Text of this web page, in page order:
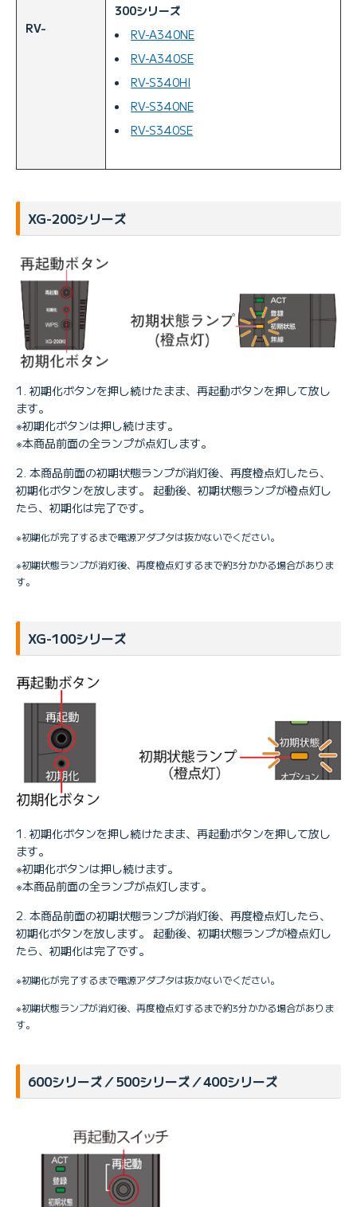
RV-
300シリーズ
RV-A340NE
RV-A340SE
RV-S340HI
RV-S340NE
RV-S340SE
XG-200シリーズ
初期化ボタンを押し続けたまま、再起動ボタンを押して放し
ます。
※初期化ボタンは押し続けます。
※本商品前面の全ランプが点灯します。
本商品前面の初期状態ランプが消灯後、再度橙点灯したら、
初期化ボタンを放します。 起動後、初期状態ランプが橙点灯し
たら、初期化は完了です。
※初期化が完了するまで電源アダプタは抜かないでください。
※初期状態ランプが消灯後、再度橙点灯するまで約3分かかる場合がありま
す。
XG-100シリーズ
初期化ボタンを押し続けたまま、再起動ボタンを押して放し
ます。
※初期化ボタンは押し続けます。
※本商品前面の全ランプが点灯します。
本商品前面の初期状態ランプが消灯後、再度橙点灯したら、
初期化ボタンを放します。 起動後、初期状態ランプが橙点灯し
たら、初期化は完了です。
※初期化が完了するまで電源アダプタは抜かないでください。
※初期状態ランプが消灯後、再度橙点灯するまで約3分かかる場合がありま
す。
600シリーズ／500シリーズ／400シリーズ